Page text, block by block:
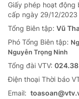
VTV Sức khoẻ
Thị trường 24h
VTV4
Giấy phép hoạt động
cấp ngày 29/12/2023
Tổng Biên tập: Vũ
Phó Tổng Biên tập:
Nguyễn Trọng Ninh
Tổng đài VTV:
Ðiện thoại Thời báo
Email: